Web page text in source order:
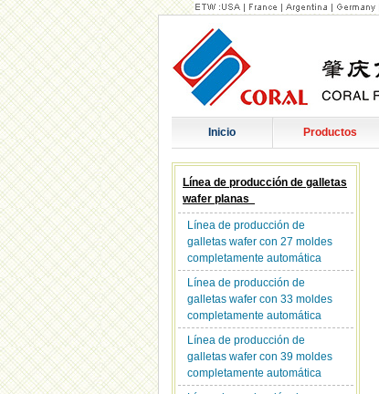
Inicio Productos
Línea de producción de galletas
wafer planas
Línea de producción de
galletas wafer con 27 moldes
completamente automática
Línea de producción de
galletas wafer con 33 moldes
completamente automática
Línea de producción de
galletas wafer con 39 moldes
completamente automática